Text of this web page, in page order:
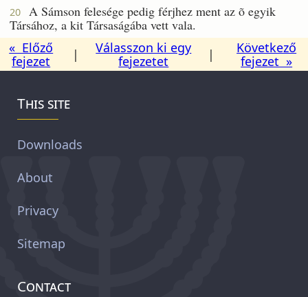
20
A Sámson felesége pedig férjhez ment az õ egyik
Társához, a kit Társaságába vett vala.
« Előző
fejezet
|
Válasszon ki egy
fejezetet
|
Következő
fejezet »
This site
Downloads
About
Privacy
Sitemap
Contact